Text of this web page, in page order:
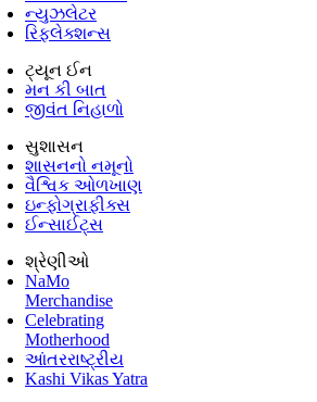
ન્યુઝલેટર
રિફ્લેક્શન્સ
ટ્યૂન ઈન
મન કી બાત
જીવંત નિહાળો
સુશાસન
શાસનનો નમૂનો
વૈશ્વિક ઓળખાણ
ઇન્ફોગ્રાફીક્સ
ઈન્સાઈટ્સ
શ્રેણીઓ
NaMo
Merchandise
Celebrating
Motherhood
આંતરરાષ્ટ્રીય
Kashi Vikas Yatra